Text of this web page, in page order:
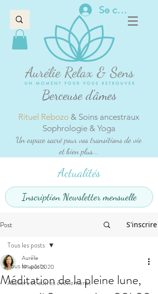
Se connecter
Berceuse d'âmes
Rituel Rebozo & Soins ancestraux
Sophrologie & Yoga
Un espace sacré pour vos transitions de vie
et bien plus...
Actualités
Inscription Newsletter mensuelle
Post S'inscrire
Tous les posts
Ateliers et autres événements
Tous les posts
Méditation de la pleine lune,
Aurélie
19 août 2020